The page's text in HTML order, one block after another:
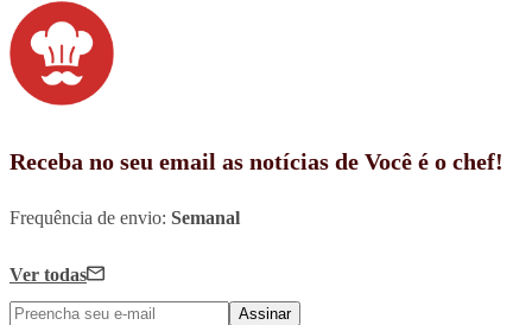
Receba no seu email as notícias de Você é o chef!
Frequência de envio: Semanal
Ver todas
Assinar